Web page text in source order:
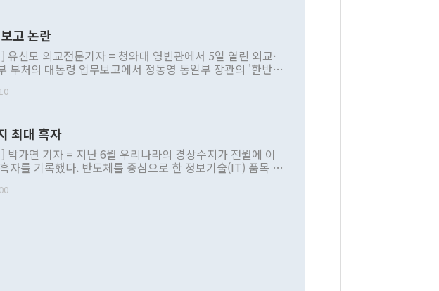
고 논란
유신모 외교전문기자 = 청와대 영빈관에서 5일 열린 외교·
부처의 대통령 업무보고에서 정동영 통일부 장관의 '한반도
부 내 조율을 거치지 않은 사안을 정책으로 추진하겠다고 공
근거한 비현실적 구상'이라는 비판을 내놨다. 그동안 정 장
관련 발언이 물의를 빚은 적은 여러 번 있지만 대통령과 유
공개적으로 부정적 입장을 표명한 것은 이례적이다. 정 장
북 접근법과 월권을 제어해야 한다는 목소리도 높아지고 있
최대 흑자
박가연 기자 = 지난 6월 우리나라의 경상수지가 전월에 이
자를 기록했다. 반도체를 중심으로 한 정보기술(IT) 품목 수
르